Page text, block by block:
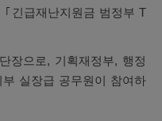
긴급재난지원금 범정부 T
장으로, 기획재정부, 행정
실장급 공무원이 참여하